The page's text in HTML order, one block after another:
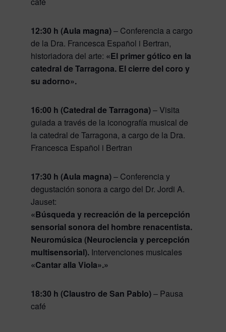
12:30 h (Aula magna)– Conferencia a cargo
de la Dra. Francesca Español i Bertran,
historiadora del arte: «El primer gótico en la
catedral de Tarragona. El cierre del coro y
su adorno».
16:00 h (Catedral de Tarragona)– Visita
guiada a través de la iconografía musical de
la catedral de Tarragona, a cargo de la Dra.
Francesca Español i Bertran
17:30 h (Aula magna)– Conferencia y
degustación sonora a cargo del Dr. Jordi A.
Jauset:
«Búsqueda y recreación de la percepción
sensorial sonora del hombre renacentista.
Neuromúsica (Neurociencia y percepción
multisensorial). Intervenciones musicales
«Cantar alla Viola».»
18:30 h (Claustro de San Pablo)– Pausa
café